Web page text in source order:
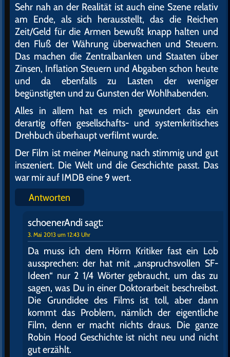
Sehr nah an der Realität ist auch eine Szene relativ
am Ende, als sich herausstellt, das die Reichen
Zeit/Geld für die Armen bewußt knapp halten und
den Fluß der Währung überwachen und Steuern.
Das machen die Zentralbanken und Staaten über
Zinsen, Inflation Steuern und Abgaben schon heute
und da ebenfalls zu Lasten der weniger
begünstigten und zu Gunsten der Wohlhabenden.
Alles in allem hat es mich gewundert das ein
derartig offen gesellschafts- und systemkritisches
Drehbuch überhaupt verfilmt wurde.
Der Film ist meiner Meinung nach stimmig und gut
inszeniert. Die Welt und die Geschichte passt. Das
war mir auf IMDB eine 9 wert.
Antworten
schoenerAndi sagt:
3. Mai 2013 um 12:43 Uhr
Da muss ich dem Hörrn Kritiker fast ein Lob
aussprechen: der hat mit „anspruchsvollen SF-
Ideen“ nur 2 1/4 Wörter gebraucht, um das zu
sagen, was Du in einer Doktorarbeit beschreibst.
Die Grundidee des Films ist toll, aber dann
kommt das Problem, nämlich der eigentliche
Film, denn er macht nichts draus. Die ganze
Robin Hood Geschichte ist nicht neu und nicht
gut erzählt.